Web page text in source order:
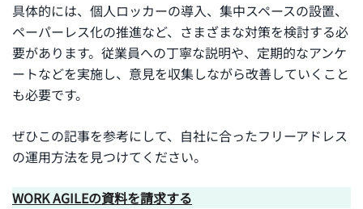
具体的には、個人ロッカーの導入、集中スペースの設置、
ペーパーレス化の推進など、さまざまな対策を検討する必
要があります。従業員への丁寧な説明や、定期的なアンケ
ートなどを実施し、意見を収集しながら改善していくこと
も必要です。
ぜひこの記事を参考にして、自社に合ったフリーアドレス
の運用方法を見つけてください。
WORK AGILEの資料を請求する